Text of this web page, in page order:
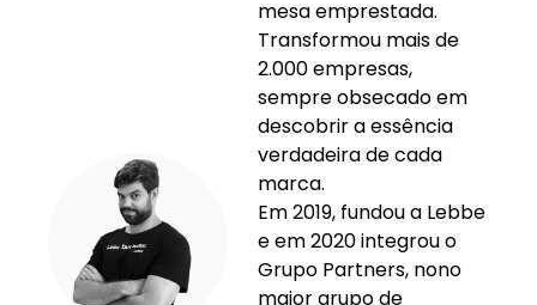
mesa emprestada.
Transformou mais de
2.000 empresas,
sempre obsecado em
descobrir a essência
verdadeira de cada
marca.
Em 2019, fundou a Lebbe
e em 2020 integrou o
Grupo Partners, nono
maior grupo de